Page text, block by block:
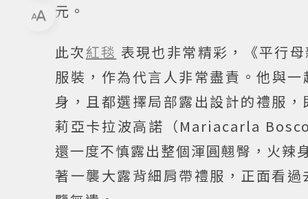
元。
此次紅毯 表現也非常精彩，《平行
服裝，作為代言人非常盡責。他與
身，且都選擇局部露出設計的禮服
莉亞卡拉波高諾（Mariacarla
還一度不慎露出整個渾圓翹臀，火
著一襲大露背細肩帶禮服，正面看